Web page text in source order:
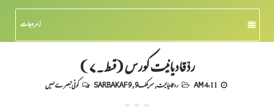
زمرہ جات
ردِّقادیانیت کورس (قسط۔۷)
4:11 AM رد قادیانیت,سربکف9 ,
SARBAKAF 9 کوئی تبصرے نہیں